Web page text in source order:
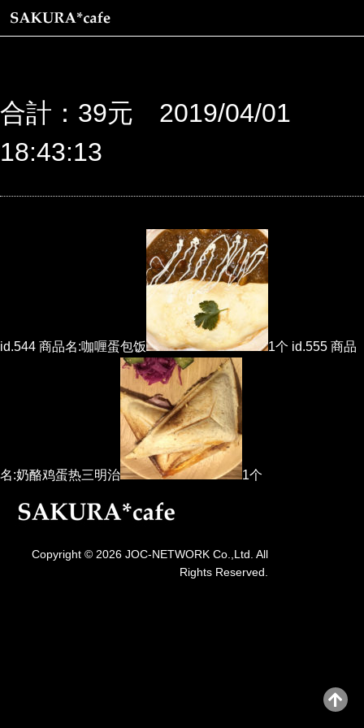
合計：39元 2019/04/01
18:43:13
id.544 商品名:咖喱蛋包饭 1个 id.555 商品
名:奶酪鸡蛋热三明治 1个
Copyright © 2026 JOC-NETWORK Co.,Ltd. All
Rights Reserved.